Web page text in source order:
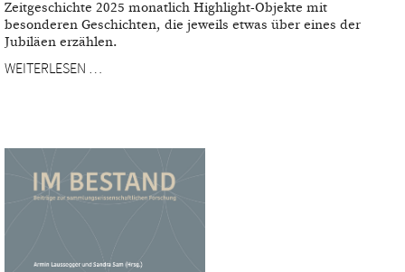
Zeitgeschichte 2025 monatlich Highlight-Objekte mit
besonderen Geschichten, die jeweils etwas über eines der
Jubiläen erzählen.
WEITERLESEN …